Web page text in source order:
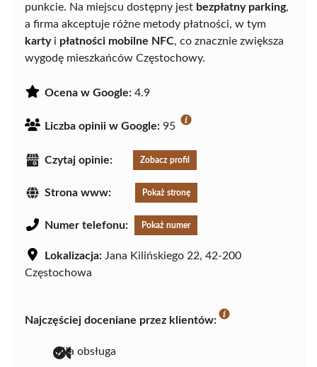
punkcie. Na miejscu dostępny jest bezpłatny parking,
a firma akceptuje różne metody płatności, w tym
kartyi płatności mobilne NFC, co znacznie zwiększa
wygodę mieszkańców Częstochowy.
Ocena w Google: 4.9
Liczba opinii w Google: 95
Czytaj opinie: Zobacz profil
Strona www: Pokaż stronę
Numer telefonu: Pokaż numer
Lokalizacja: Jana Kilińskiego 22, 42-200
Częstochowa
Najczęściej doceniane przez klientów:
miła obsługa